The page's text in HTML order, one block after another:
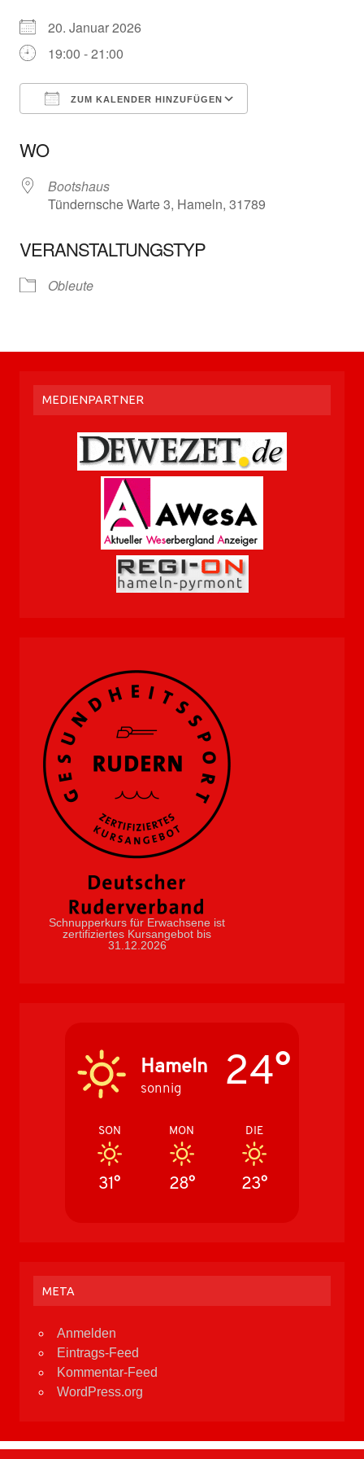
20. Januar 2026
19:00 - 21:00
ZUM KALENDER HINZUFÜGEN
WO
Bootshaus
Tündernsche Warte 3, Hameln, 31789
VERANSTALTUNGSTYP
Obleute
MEDIENPARTNER
Schnupperkurs für Erwachsene ist
zertifiziertes Kursangebot bis
31.12.2026
Hameln
sonnig 24°
SON
31°
MON
28°
DIE
23°
META
Anmelden
Eintrags-Feed
Kommentar-Feed
WordPress.org